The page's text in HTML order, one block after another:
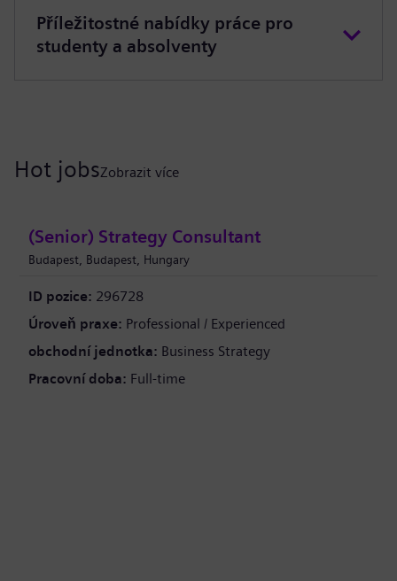
Příležitostné nabídky práce pro
studenty a absolventy
Hot jobsZobrazit více
(Senior) Strategy Consultant
Budapest, Budapest, Hungary
ID pozice: 296728
Úroveň praxe: Professional / Experienced
obchodní jednotka: Business Strategy
Pracovní doba: Full-time